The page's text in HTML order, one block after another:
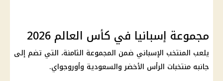
مجموعة إسبانيا في كأس العالم 2026
يلعب المنتخب الإسباني ضمن المجموعة الثامنة، التي تضم إلى
جانبه منتخبات الرأس الأخضر والسعودية وأوروجواي.